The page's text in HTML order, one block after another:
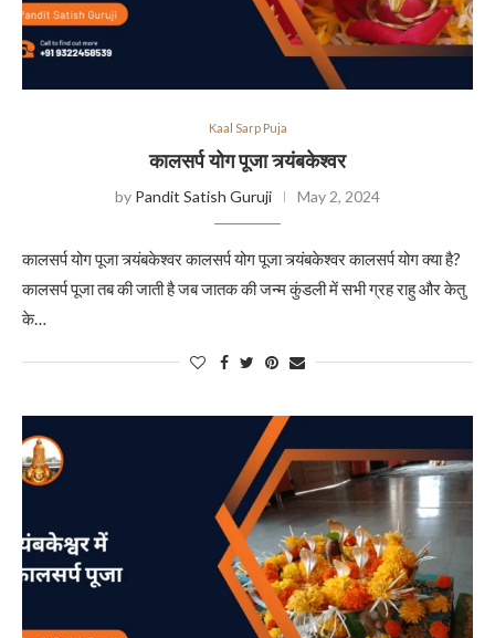
Kaal Sarp Puja
कालसर्प योग पूजा त्र्यंबकेश्वर
by Pandit Satish Guruji May 2, 2024
कालसर्प योग पूजा त्र्यंबकेश्वर कालसर्प योग पूजा त्र्यंबकेश्वर कालसर्प योग क्या है?
कालसर्प पूजा तब की जाती है जब जातक की जन्म कुंडली में सभी ग्रह राहु और केतु
के…